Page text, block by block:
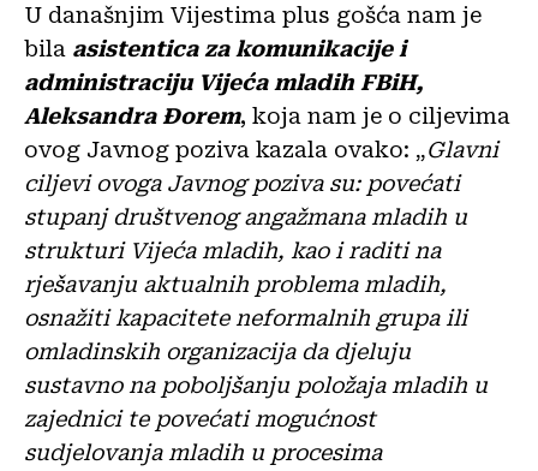
U današnjim Vijestima plus gošća nam je
bila asistentica za komunikacije i
administraciju Vijeća mladih FBiH,
Aleksandra Đorem, koja nam je o ciljevima
ovog Javnog poziva kazala ovako: „Glavni
ciljevi ovoga Javnog poziva su: povećati
stupanj društvenog angažmana mladih u
strukturi Vijeća mladih, kao i raditi na
rješavanju aktualnih problema mladih,
osnažiti kapacitete neformalnih grupa ili
omladinskih organizacija da djeluju
sustavno na poboljšanju položaja mladih u
zajednici te povećati mogućnost
sudjelovanja mladih u procesima